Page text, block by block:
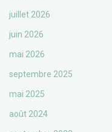
juillet 2026
juin 2026
mai 2026
septembre 2025
mai 2025
août 2024